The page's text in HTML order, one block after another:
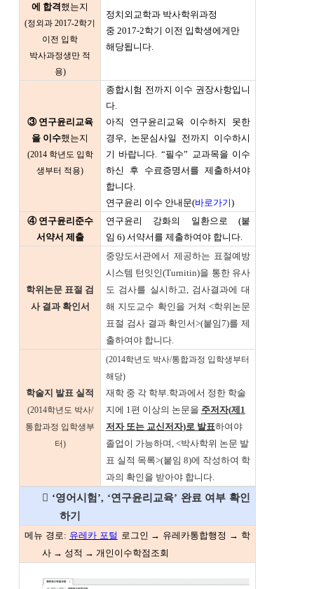
에 합격했는지
(정외과 2017-2학기
이전 입학
박사과정생만 적
용)
정치외교학과 박사학위과정
중 2017-2학기 이전 입학생에게만
해당됩니다.
③ 연구윤리교육
을 이수했는지
(2014 학년도 입학
생부터 적용)
종합시험 전까지 이수 권장사항입니
다.
아직 연구윤리교육 이수하지 못한
경우, 논문심사일 전까지 이수하시
기 바랍니다. “필수” 교과목을 이수
하신 후 수료증명서를 제출하셔야
합니다.
연구윤리 이수 안내문(바로가기)
④ 연구윤리준수
서약서 제출
연구윤리 강화의 일환으로 (붙
임 6) 서약서를 제출하여야 합니다.
학위논문 표절 검
사 결과 확인서
중앙도서관에서 제공하는 표절예방
시스템 턴잇인(Turnitin)을 통한 유사
도 검사를 실시하고, 검사결과에 대
해 지도교수 확인을 거쳐 <학위논문
표절 검사 결과 확인서>(붙임7)를 제
출하여야 합니다.
학술지 발표 실적
(2014학년도 박사/
통합과정 입학생부
터)
(2014학년도 박사/통합과정 입학생부터
해당)
재학 중 각 학부.학과에서 정한 학술
지에 1편 이상의 논문을 주저자(제1
저자 또는 교신저자)로 발표하여야
졸업이 가능하며, <박사학위 논문 발
표 실적 목록>(붙임 8)에 작성하여 학
과의 확인을 받아야 합니다.
 ‘영어시험’, ‘연구윤리교육’ 완료 여부 확인
하기
메뉴 경로: 유레카 포털 로그인 → 유레카통합행정 → 학
사 → 성적 → 개인이수학점조회